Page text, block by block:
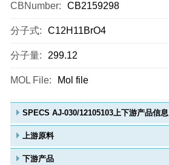
CBNumber: CB2159298
分子式: C12H11BrO4
分子量: 299.12
MOL File: Mol file
SPECS AJ-030/12105103上下游产品信息
上游原料
下游产品